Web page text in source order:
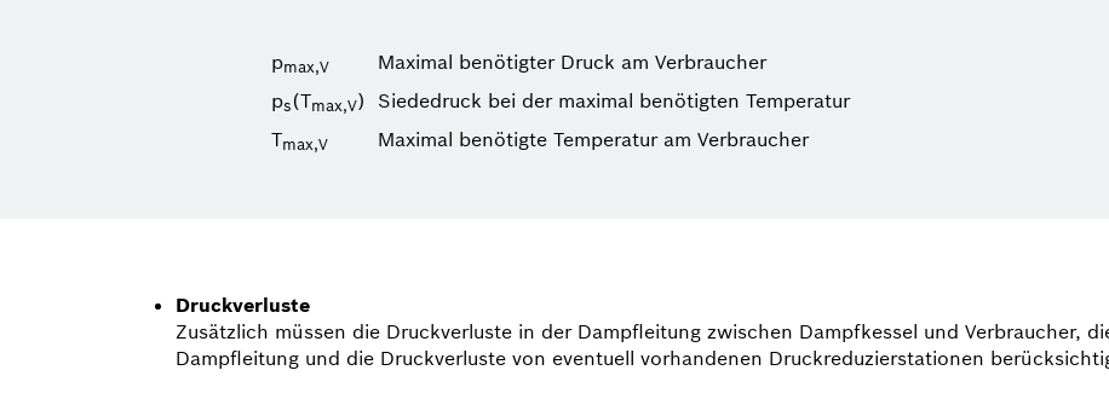
pmax,V
Maximal benötigter Druck am Verbraucher
ps(Tmax,V)
Siededruck bei der maximal benötigten Temperatur
Tmax,V Maximal benötigte Temperatur am Verbraucher
Druckverluste
Zusätzlich müssen die Druckverluste in der Dampfleitung zwischen Dampfkessel und Verbraucher,
Dampfleitung und die Druckverluste von eventuell vorhandenen Druckreduzierstationen